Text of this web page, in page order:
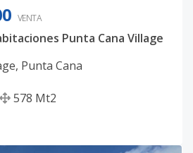
VENTA
Punta Cana Village
, Punta Cana
578 Mt2